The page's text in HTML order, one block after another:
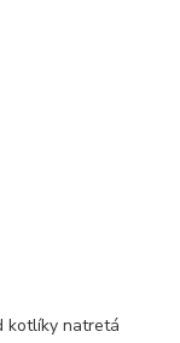
kotlíky natretá